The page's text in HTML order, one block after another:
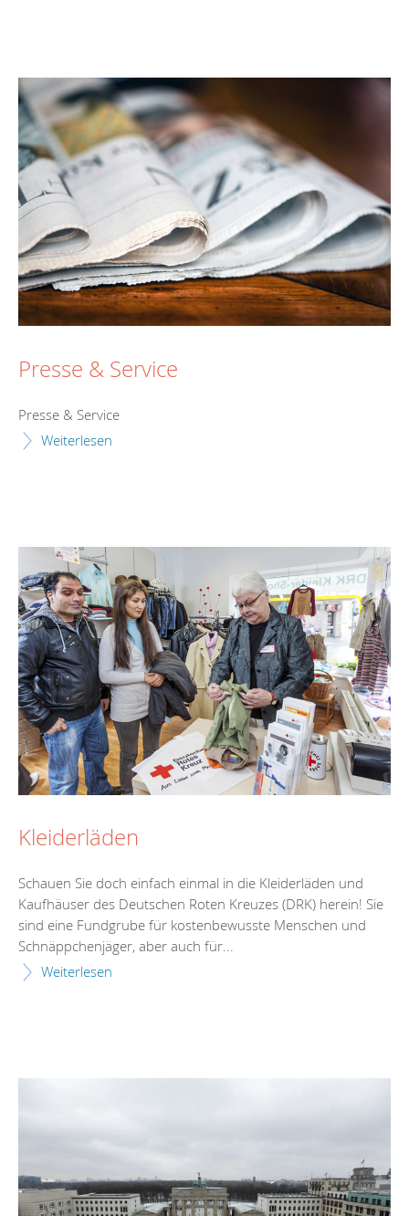
Presse & Service
Presse & Service
Weiterlesen
Kleiderläden
Schauen Sie doch einfach einmal in die Kleiderläden und
Kaufhäuser des Deutschen Roten Kreuzes (DRK) herein! Sie
sind eine Fundgrube für kostenbewusste Menschen und
Schnäppchenjäger, aber auch für...
Weiterlesen